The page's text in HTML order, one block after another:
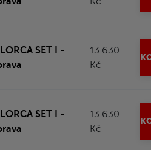
SET I -
13 630
Kč
SET I -
13 630
Kč